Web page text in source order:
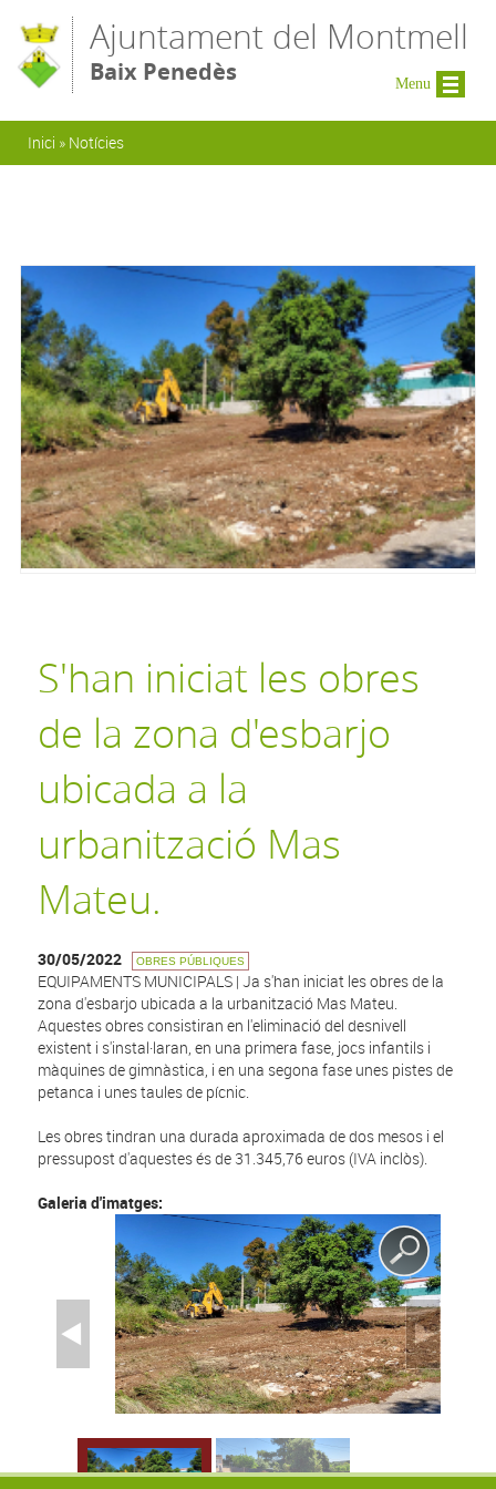
Ajuntament del Montmell
Baix Penedès
Esteu aquí
Inici » Notícies
S'han iniciat les obres
de la zona d'esbarjo
ubicada a la
urbanització Mas
Mateu.
30/05/2022 OBRES PÚBLIQUES
EQUIPAMENTS MUNICIPALS | Ja s'han iniciat les obres de la
zona d'esbarjo ubicada a la urbanització Mas Mateu.
Aquestes obres consistiran en l'eliminació del desnivell
existent i s'instal·laran, en una primera fase, jocs infantils i
màquines de gimnàstica, i en una segona fase unes pistes de
petanca i unes taules de pícnic.
Les obres tindran una durada aproximada de dos mesos i el
pressupost d'aquestes és de 31.345,76 euros (IVA inclòs).
Galeria d'imatges:
Menu